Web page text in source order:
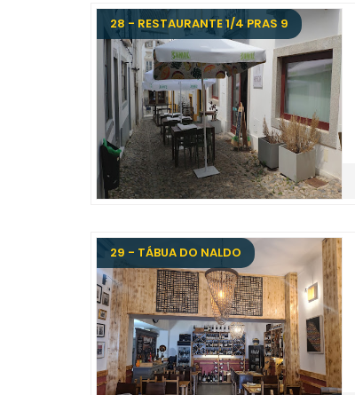
28 - RESTAURANTE 1/4 PRAS 9
29 - TÁBUA DO NALDO